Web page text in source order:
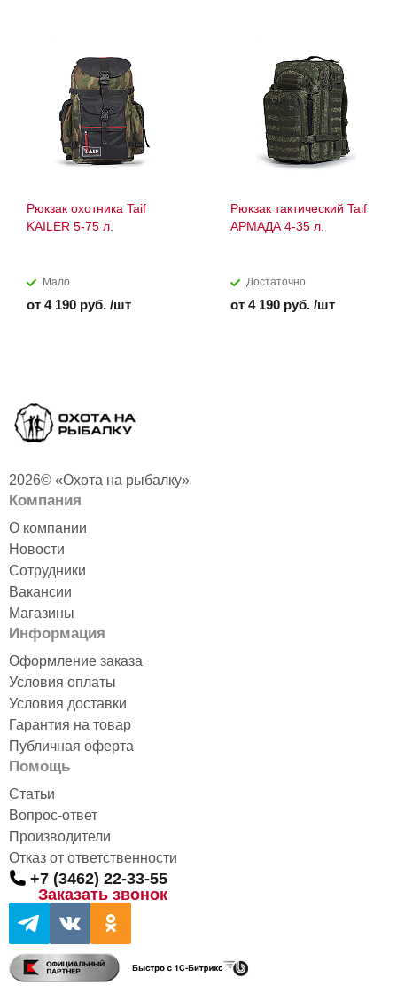
Рюкзак охотника Taif
KAILER 5-75 л.
Мало
от 4 190 руб. /шт
Рюкзак тактический Taif
АРМАДА 4-35 л.
Достаточно
от 4 190 руб. /шт
2026© «Охота на рыбалку»
Компания
О компании
Новости
Сотрудники
Вакансии
Магазины
Информация
Оформление заказа
Условия оплаты
Условия доставки
Гарантия на товар
Публичная оферта
Помощь
Статьи
Вопрос-ответ
Производители
Отказ от ответственности
+7 (3462) 22-33-55
Заказать звонок